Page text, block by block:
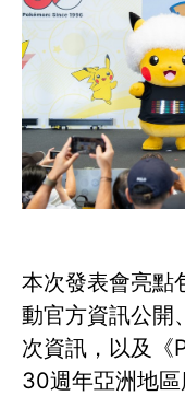
本次發表會亮
動官方資訊公
次資訊，以及《
30週年亞洲地